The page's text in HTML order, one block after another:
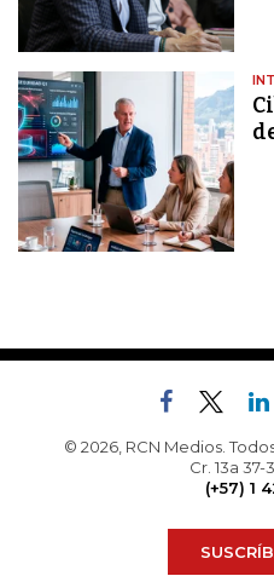
© 2026, RCN Medios.
Cr. 13a
(+57) 1